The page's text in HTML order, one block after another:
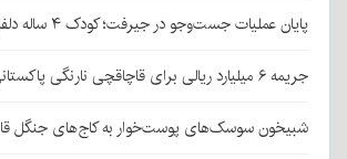
پایان عملیات جست‌وجو در جیرفت؛ کودک ۴ ساله دلفاردی پیدا شد
جریمه ۶ میلیارد ریالی برای قاچاقچی نارنگی پاکستانی در بافت
شبیخون سوسک‌های پوست‌خوار به کاج‌های جنگل